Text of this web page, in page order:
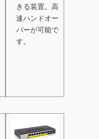
きる装置。高
速ハンドオー
バーが可能で
す。